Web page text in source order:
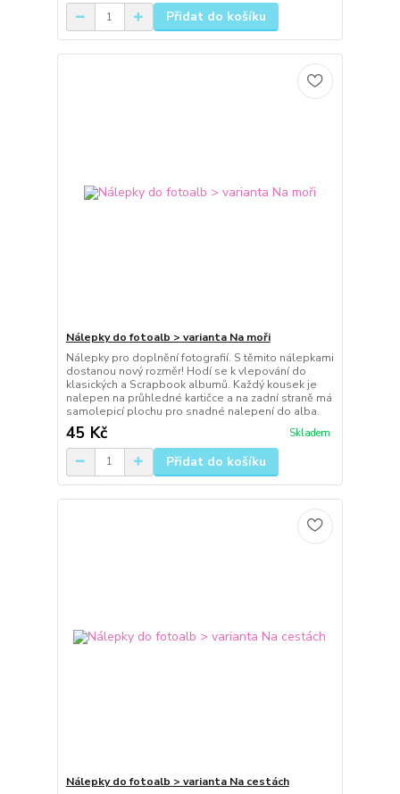
Přidat do košíku
Nálepky do fotoalb > varianta Na moři
Nálepky pro doplnění fotografií. S těmito nálepkami
dostanou nový rozměr! Hodí se k vlepování do
klasických a Scrapbook albumů. Každý kousek je
nalepen na průhledné kartičce a na zadní straně má
samolepicí plochu pro snadné nalepení do alba.
45 Kč Skladem
Přidat do košíku
Nálepky do fotoalb > varianta Na cestách